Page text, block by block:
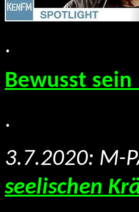
.
Bewusst
.
3.7.2020: M-
seelischen